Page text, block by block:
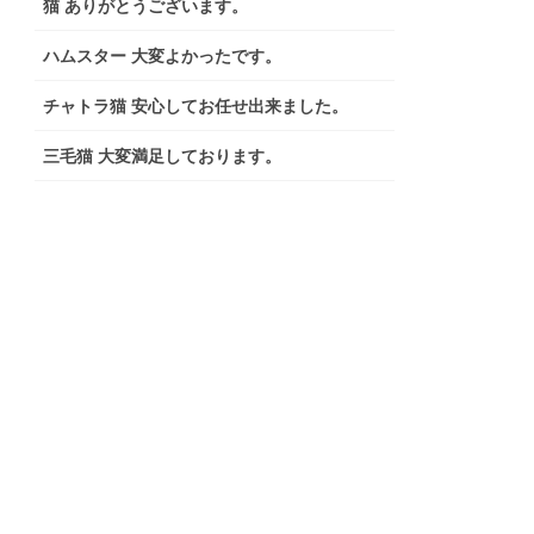
猫 ありがとうございます。
ハムスター 大変よかったです。
チャトラ猫 安心してお任せ出来ました。
三毛猫 大変満足しております。